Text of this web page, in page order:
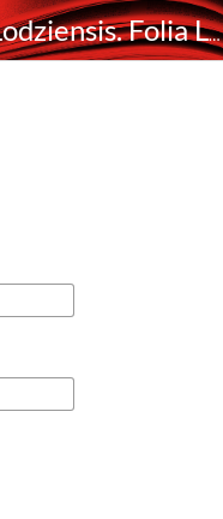
Acta Universitatis Lodziensis. Folia Librorum